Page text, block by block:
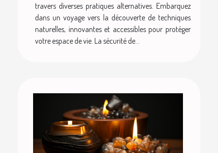
travers diverses pratiques alternatives. Embarquez
dans un voyage vers la découverte de techniques
naturelles, innovantes et accessibles pour protéger
votre espace de vie. La sécurité de...